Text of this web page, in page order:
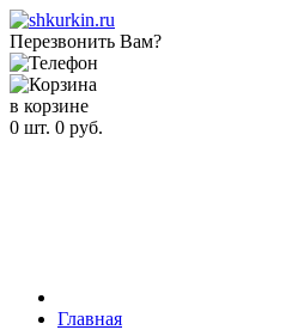
Перезвонить Вам?
в корзине
0 шт. 0 руб.
Главная